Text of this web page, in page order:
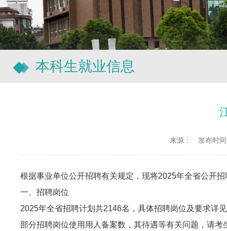
本科生就业信息
来源： 发布时
根据事业单位公开招聘有关规定，现将2025年全省公开
一、招聘岗位
2025年全省招聘计划共2146名，具体招聘岗位及要求详
部分招聘岗位使用用人备案数，其待遇等有关问题，请